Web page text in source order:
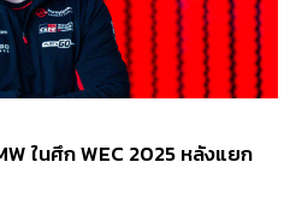
ในศึก WEC 2025 หลังแยก